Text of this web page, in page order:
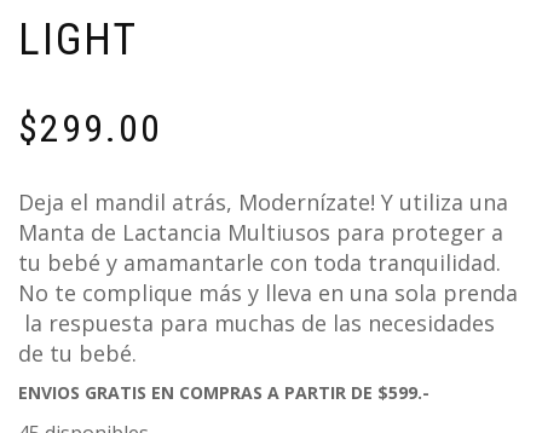
LIGHT
$299.00
Deja el mandil atrás, Modernízate! Y utiliza una
Manta de Lactancia Multiusos para proteger a
tu bebé y amamantarle con toda tranquilidad.
No te complique más y lleva en una sola prenda
la respuesta para muchas de las necesidades
de tu bebé.
ENVIOS GRATIS EN COMPRAS A PARTIR DE $599.-